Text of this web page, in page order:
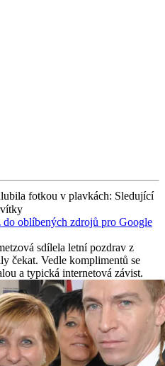
fotkou v plavkách: Sledující
do oblíbených zdrojů pro Google
sdílela letní pozdrav z
čekat. Vedle komplimentů se
a typická internetová závist.